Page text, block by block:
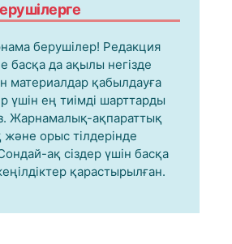
берушілер! Редакция
басқа да ақылы негізде
материалдар қабылдауға
үшін ең тиімді шарттарды
Жарнамалық-ақпараттық
және орыс тілдерінде
ақ сіздер үшін басқа
қарастырылған.